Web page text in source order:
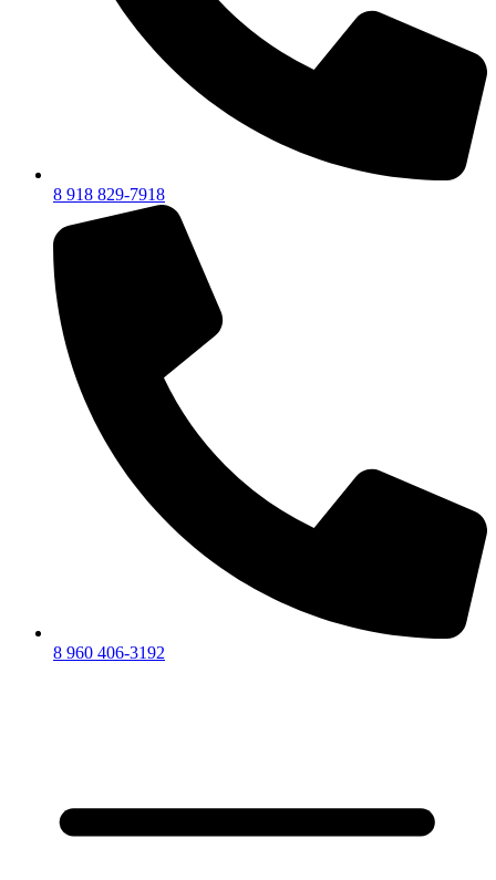
8 918 829-7918
8 960 406-3192